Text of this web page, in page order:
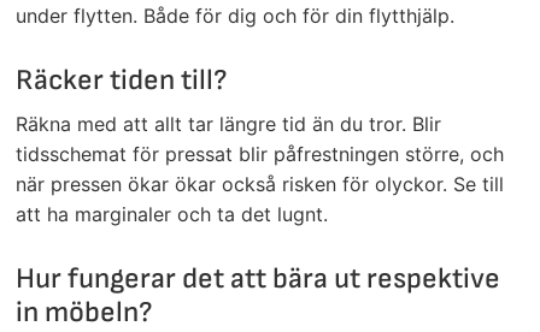
under flytten. Både för dig och för din flytthjälp.
Räcker tiden till?
Räkna med att allt tar längre tid än du tror. Blir
tidsschemat för pressat blir påfrestningen större, och
när pressen ökar ökar också risken för olyckor. Se till
att ha marginaler och ta det lugnt.
Hur fungerar det att bära ut respektive
in möbeln?